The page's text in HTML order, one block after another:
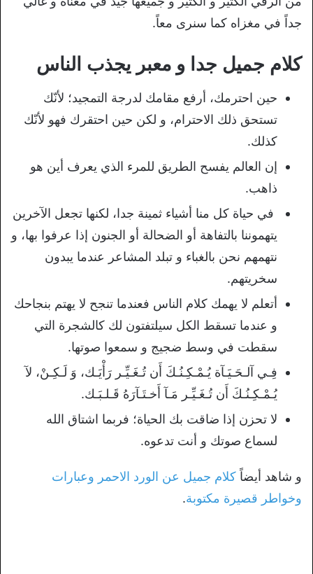
جداً في مغزاه كما سنرى معاً.
كلام جميل جدا و معبر يجذب الناس
حين احترمك، أرفع مقامك لدرجة التمجيد؛ لأنّك
تستحق ذلك الاحترام، و لكن حين احتقرك فهو لأنّك
كذلك.
إن العالم يفسح الطريق للمرء الذي يعرف أين هو
ذاهب.
في حياة كل منا أشياء ثمينة جدا، لكنها تجعل الآخرين
يتهموننا بالتفاهة أو الضحالة أو الجنون إذا عرفوا بها، و
نتهمهم نحن بالغباء و تبلد المشاعر عندما يبدون
سخريتهم.
أتعلم لا يهمك كلام الناس فعندما تنجح لا يهتم بنجاحك
و عندما تسقط الكل سيلتفتون لك كالشجرة التي
سقطت في وسط ضجيج و سمعوا صوتها.
فِـي آلـحَـيَـآة يُـمْـكِـنُـكَ أَن تُـغَـيِّـر رَأْيَـك، وَ لَـكِـنْ، لآ
يُـمْـكِـنُـكَ أَن تُـغَـيِّـر مَـآ أَخـتَـآرَهُ قَـلـبَـك.
لا تحزن إذا ضاقت بك الحياة؛ فربما اشتاق الله
لسماع صوتك و أنت تدعوه.
و شاهد أيضاً كلام جميل عن الورد الاحمر وعبارات
وخواطر قصيرة مكتوبة.